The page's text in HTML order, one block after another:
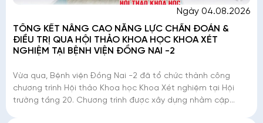
Ngày 04.08.2026
TỔNG KẾT NÂNG CAO NĂNG LỰC CHẨN ĐOÁN &
ĐIỀU TRỊ QUA HỘI THẢO KHOA HỌC KHOA XÉT
NGHIỆM TẠI BỆNH VIỆN ĐỒNG NAI -2
Vừa qua, Bệnh viện Đồng Nai -2 đã tổ chức thành công
chương trình Hội thảo Khoa học Khoa Xét nghiệm tại Hội
trường tầng 20. Chương trình được xây dựng nhằm cập